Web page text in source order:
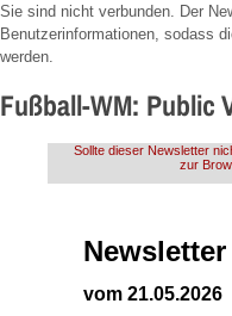
Sie sind nicht verbunden. Der
Benutzerinformationen, sodass
werden.
Fußball-WM: Public